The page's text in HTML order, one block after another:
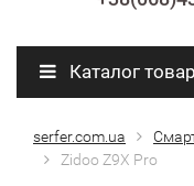
Каталог
serfer.com.ua
Zidoo Z9X Pro